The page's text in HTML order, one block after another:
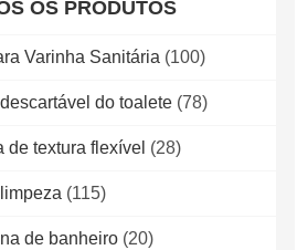
OS PRODUTOS
Varinha Sanitária (100)
do toalete (78)
de textura flexível (28)
(115)
de banheiro (20)